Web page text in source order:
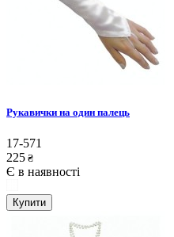
Рукавички на один палець
17-571
225 ₴
Є в наявності
Купити